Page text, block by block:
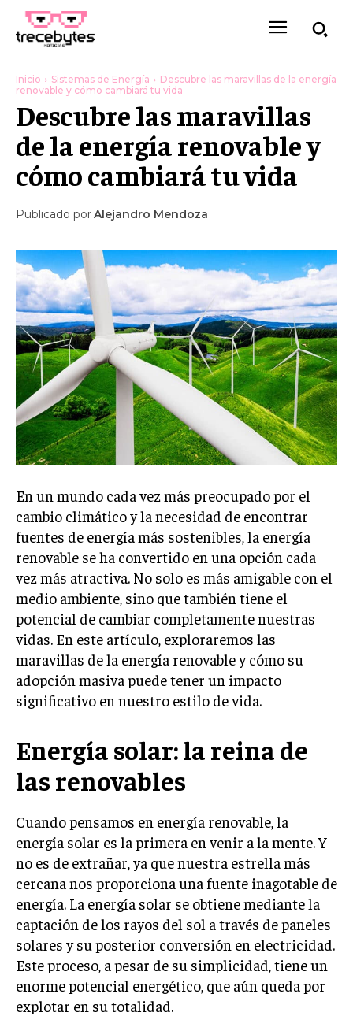
Inicio Sistemas de Energía
Descubre las maravillas de la energía
renovable y cómo cambiará tu vida
Descubre las maravillas
de la energía renovable y
cómo cambiará tu vida
Publicado porAlejandro Mendoza
En un mundo cada vez más preocupado por el
cambio climático y la necesidad de encontrar
fuentes de energía más sostenibles, la energía
renovable se ha convertido en una opción cada
vez más atractiva. No solo es más amigable con el
medio ambiente, sino que también tiene el
potencial de cambiar completamente nuestras
vidas. En este artículo, exploraremos las
maravillas de la energía renovable y cómo su
adopción masiva puede tener un impacto
significativo en nuestro estilo de vida.
Energía solar: la reina de
las renovables
Cuando pensamos en energía renovable, la
energía solar es la primera en venir a la mente. Y
no es de extrañar, ya que nuestra estrella más
cercana nos proporciona una fuente inagotable de
energía. La energía solar se obtiene mediante la
captación de los rayos del sol a través de paneles
solares y su posterior conversión en electricidad.
Este proceso, a pesar de su simplicidad, tiene un
enorme potencial energético, que aún queda por
explotar en su totalidad.